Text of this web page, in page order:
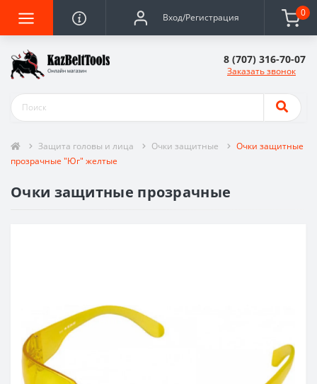
Вход/Регистрация 0
8 (707) 316-70-07
Заказать звонок
Защита головы и лица Очки защитные
Очки защитные
прозрачные "Юг" желтые
Очки защитные прозрачные